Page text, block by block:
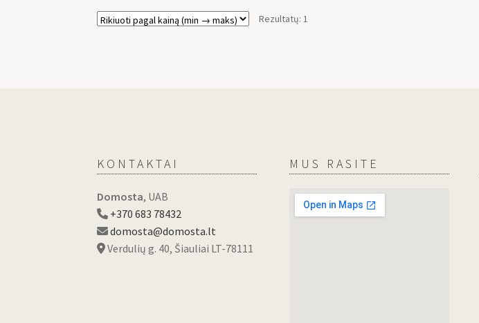
Rezultatų: 1
KONTAKTAI
Domosta, UAB
+370 683 78432
domosta@domosta.lt
Verdulių g. 40, Šiauliai LT-78111
MUS RASITE